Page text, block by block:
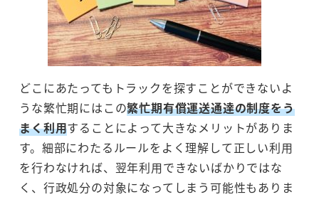
どこにあたってもトラックを探すことができないよ
うな繁忙期にはこの繁忙期有償運送通達の制度をう
まく利用することによって大きなメリットがありま
す。細部にわたるルールをよく理解して正しい利用
を行わなければ、翌年利用できないばかりではな
く、行政処分の対象になってしまう可能性もありま